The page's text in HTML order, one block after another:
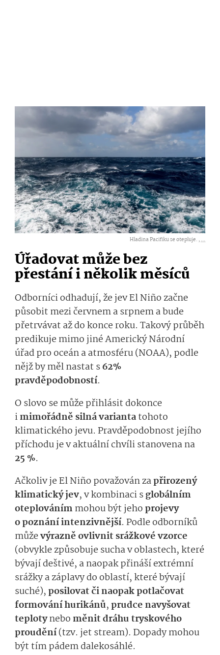
Hladina Pacifiku se otepluje. ,...
Úřadovat může bez
přestání i několik měsíců
Odborníci odhadují, že jev El Niño začne
působit mezi červnem a srpnem a bude
přetrvávat až do konce roku. Takový průběh
predikuje mimo jiné Americký Národní
úřad pro oceán a atmosféru (NOAA), podle
nějž by měl nastat s62%
pravděpodobností.
O slovo se může přihlásit dokonce
imimořádně silná variantatohoto
klimatického jevu. Pravděpodobnost jejího
příchodu je v aktuální chvíli stanovena na
25 %.
Ačkoliv je El Niño považován zapřirozený
klimatický jev, v kombinaci sglobálním
oteplovánímmohou být jehoprojevy
o poznání intenzivnější. Podle odborníků
můževýrazně ovlivnit srážkové vzorce
(obvykle způsobuje sucha v oblastech, které
bývají deštivé, a naopak přináší extrémní
srážky a záplavy do oblastí, které bývají
suché),posilovat či naopak potlačovat
formování hurikánů,prudce navyšovat
teplotynebo měnit dráhu tryskového
proudění(tzv. jet stream). Dopady mohou
být tím pádem dalekosáhlé.